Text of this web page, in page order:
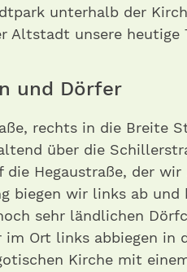
unterhalb der
Altstadt unsere heutige
und Dörfer
rechts in die Breite
über die
die Hegaustraße, der
biegen wir links ab und
sehr ländlichen
Ort links abbiegen in
Kirche mit